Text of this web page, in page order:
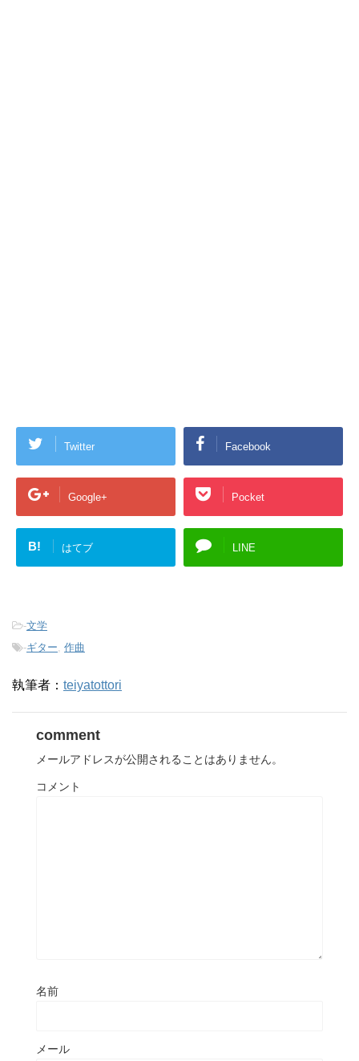
Twitter Facebook
Google+ Pocket
B! はてブ LINE
-文学
-ギター, 作曲
執筆者： teiyatottori
comment
メールアドレスが公開されることはありません。
コメント
名前
メール